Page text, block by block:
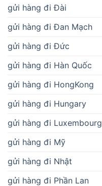
gửi hàng đi Đài
gửi hàng đi Đan Mạch
gửi hàng đi Đức
gửi hàng đi Hàn Quốc
gửi hàng đi HongKong
gửi hàng đi Hungary
gửi hàng đi Luxembourg
gửi hàng đi Mỹ
gửi hàng đi Nhật
gửi hàng đi Phần Lan